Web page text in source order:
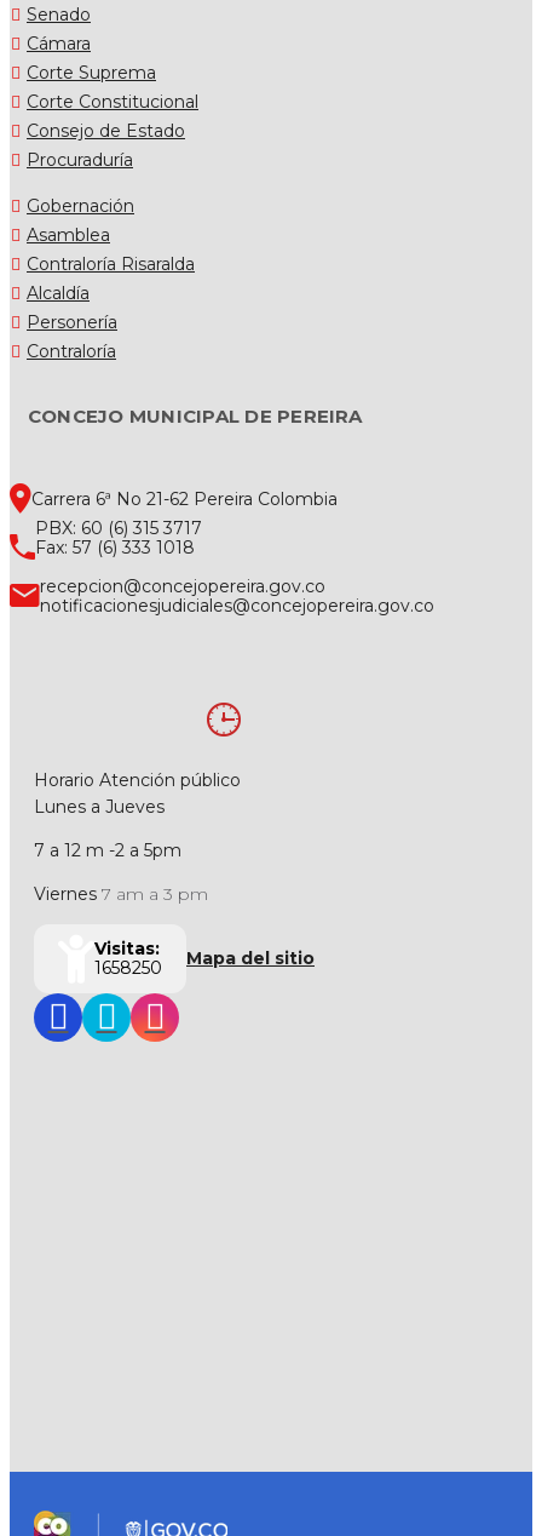
Senado
Cámara
Corte Suprema
Corte Constitucional
Consejo de Estado
Procuraduría
Gobernación
Asamblea
Contraloría Risaralda
Alcaldía
Personería
Contraloría
CONCEJO MUNICIPAL DE PEREIRA
Carrera 6ª No 21-62 Pereira Colombia
PBX: 60 (6) 315 3717
Fax: 57 (6) 333 1018
recepcion@concejopereira.gov.co
notificacionesjudiciales@concejopereira.gov.co
Horario Atención público
Lunes a Jueves
7 a 12 m -2 a 5pm
Viernes 7 am a 3 pm
Visitas:
1658250
Mapa del sitio